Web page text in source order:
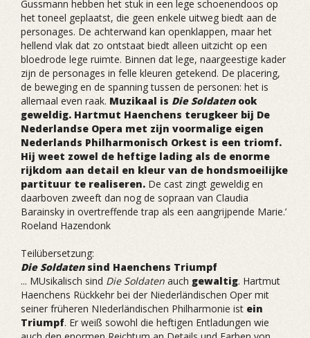
Gussmann hebben het stuk in een lege schoenendoos op
het toneel geplaatst, die geen enkele uitweg biedt aan de
personages. De achterwand kan openklappen, maar het
hellend vlak dat zo ontstaat biedt alleen uitzicht op een
bloedrode lege ruimte. Binnen dat lege, naargeestige kader
zijn de personages in felle kleuren getekend. De placering,
de beweging en de spanning tussen de personen: het is
allemaal even raak. Muzikaal is Die Soldatenook
geweldig. Hartmut Haenchens terugkeer bij De
Nederlandse Opera met zijn voormalige eigen
Nederlands Philharmonisch Orkest is een triomf.
Hij weet zowel de heftige lading als de enorme
rijkdom aan detail en kleur van de hondsmoeilijke
partituur te realiseren. De cast zingt geweldig en
daarboven zweeft dan nog de sopraan van Claudia
Barainsky in overtreffende trap als een aangrijpende Marie.’
Roeland Hazendonk
Teilübersetzung:
Die Soldatensind Haenchens Triumpf
... MUsikalisch sind Die Soldaten auch gewaltig. Hartmut
Haenchens Rückkehr bei der Niederländischen Oper mit
seiner früheren NIederländischen Philharmonie ist ein
Triumpf. Er weiß sowohl die heftigen Entladungen wie